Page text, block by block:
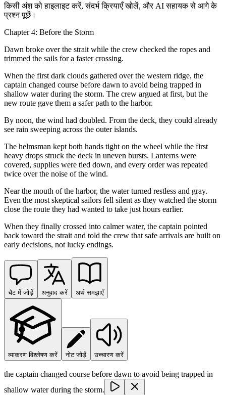
किसी अंश को हाइलाइट करें, संदर्भ क्रियाएँ खोलें, और AI सहायक से आगे के
प्रश्न पूछें।
Chapter 4: Before the Storm
Dawn broke over the strait while the crew checked the ropes and
trimmed the sails for a faster crossing.
When the first dark clouds gathered over the western ridge, the
captain changed course before dawn to avoid being trapped in
shallow water during the storm. The crew argued at first, but the
new route gave them a safer path to the harbor.
By noon, the wind had doubled. From the deck, they could already
see rain sweeping across the outer islands.
The helmsman kept both hands tight on the wheel while the first
heavy drops struck the deck in uneven bursts. Lanterns were
covered, supplies were tied down, and every order was repeated
twice over the noise of the wind.
Near the mouth of the harbor, the water turned restless and gray.
Even the most skeptical sailors fell silent as they watched the storm
close the route they had wanted to take just hours earlier.
When they finally crossed into calmer water, the captain pointed
back toward the strait and told the crew that safe arrivals are built on
early decisions, not lucky endings.
चैट में जोड़ें अनुवाद करें अर्थ समझाएँ
व्याकरण विश्लेषण करें नोट जोड़ें उच्चारण करें
the captain changed course before dawn to avoid being trapped in
shallow water during the storm.